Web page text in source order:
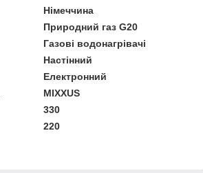
Німеччина
Природний газ G20
Газові водонагрівачі
Настінний
Електронний
MIXXUS
330
220